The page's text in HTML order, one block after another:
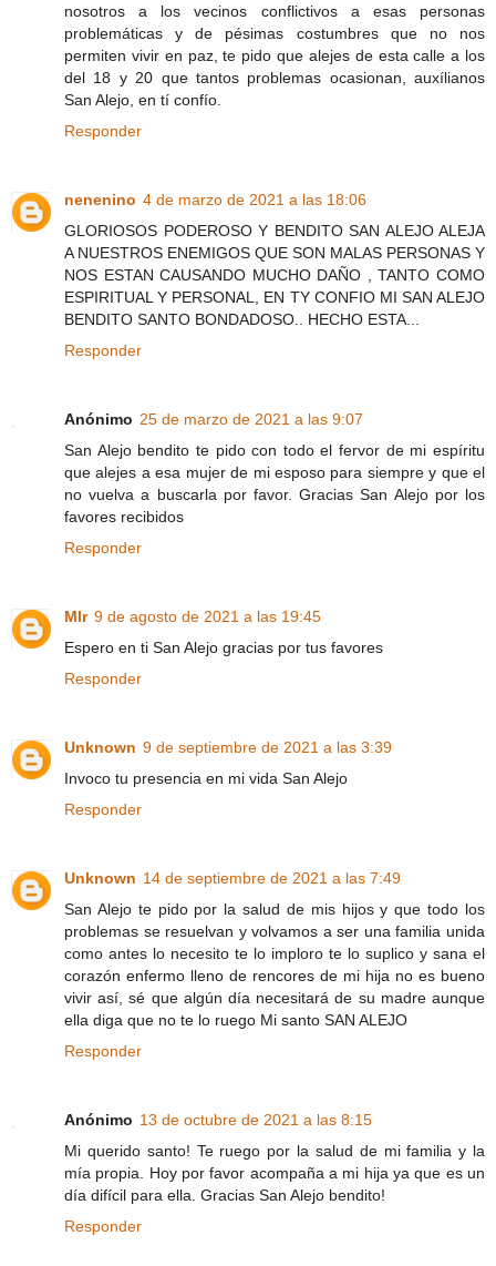
nosotros a los vecinos conflictivos a esas personas
problemáticas y de pésimas costumbres que no nos
permiten vivir en paz, te pido que alejes de esta calle a los
del 18 y 20 que tantos problemas ocasionan, auxílianos
San Alejo, en tí confío.
Responder
nenenino 4 de marzo de 2021 a las 18:06
GLORIOSOS PODEROSO Y BENDITO SAN ALEJO ALEJA
A NUESTROS ENEMIGOS QUE SON MALAS PERSONAS Y
NOS ESTAN CAUSANDO MUCHO DAÑO , TANTO COMO
ESPIRITUAL Y PERSONAL, EN TY CONFIO MI SAN ALEJO
BENDITO SANTO BONDADOSO.. HECHO ESTA...
Responder
Anónimo 25 de marzo de 2021 a las 9:07
San Alejo bendito te pido con todo el fervor de mi espíritu
que alejes a esa mujer de mi esposo para siempre y que el
no vuelva a buscarla por favor. Gracias San Alejo por los
favores recibidos
Responder
Mlr 9 de agosto de 2021 a las 19:45
Espero en ti San Alejo gracias por tus favores
Responder
Unknown 9 de septiembre de 2021 a las 3:39
Invoco tu presencia en mi vida San Alejo
Responder
Unknown 14 de septiembre de 2021 a las 7:49
San Alejo te pido por la salud de mis hijos y que todo los
problemas se resuelvan y volvamos a ser una familia unida
como antes lo necesito te lo imploro te lo suplico y sana el
corazón enfermo lleno de rencores de mi hija no es bueno
vivir así, sé que algún día necesitará de su madre aunque
ella diga que no te lo ruego Mi santo SAN ALEJO
Responder
Anónimo 13 de octubre de 2021 a las 8:15
Mi querido santo! Te ruego por la salud de mi familia y la
mía propia. Hoy por favor acompaña a mi hija ya que es un
día difícil para ella. Gracias San Alejo bendito!
Responder